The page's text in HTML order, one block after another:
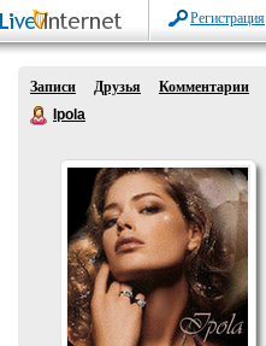
Регистрация
Записи Друзья
Комментарии
Ipola